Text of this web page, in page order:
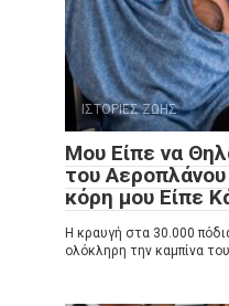
ΙΣΤΟΡΙΕΣ ΖΩΗΣ
Μου Είπε να
του
κόρη μου Είπε
Η κραυγή στα 30.000
ολόκληρη την καμπίνα του